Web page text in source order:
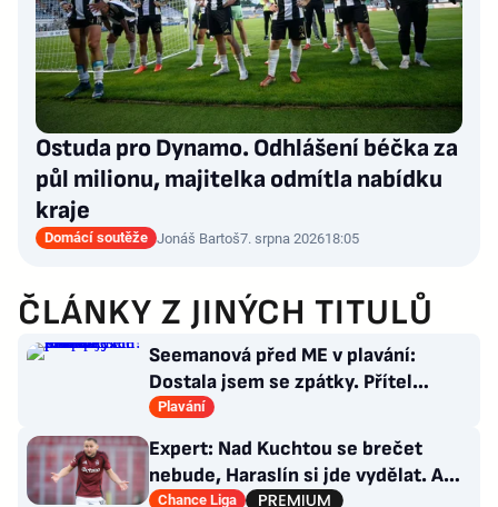
Ostuda pro Dynamo. Odhlášení béčka za
půl milionu, majitelka odmítla nabídku
kraje
Domácí soutěže Jonáš Bartoš7. srpna 202618:05
ČLÁNKY Z JINÝCH TITULŮ
Seemanová před ME v plavání:
Dostala jsem se zpátky. Přítel
Choupenitch? Motivuje mě
Plavání
Expert: Nad Kuchtou se brečet
nebude, Haraslín si jde vydělat. A
ambice na titul? Až za rok
Chance Liga